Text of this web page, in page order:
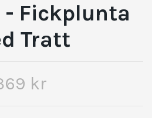
- Fickplunta
Tratt
kr